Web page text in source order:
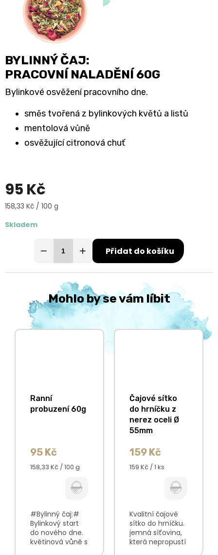
BYLINNÝ ČAJ:
PRACOVNÍ NALADĚNÍ 60G
Bylinkové osvěžení pracovního dne.
směs tvořená z bylinkových květů a listů
mentolová vůně
osvěžující citronová chuť
95 Kč
Měrná
158,33 Kč / 100 g
Skladem
Přidat do košíku
Mohlo by se vám líbit
Ranní
probuzení 60g
95 Kč
Měrná
158,33 Kč / 100 g
#Bylinný čaj:#
Bylinkový start
do nového dne.
květinová vůně s
Čajové sítko
do hrníčku z
nerez oceli Ø
55mm
159 Kč
Měrná
159 Kč / 1 ks
Kvalitní čajové
sítko do hrníčku.
jemná síťovina,
která nepropustí